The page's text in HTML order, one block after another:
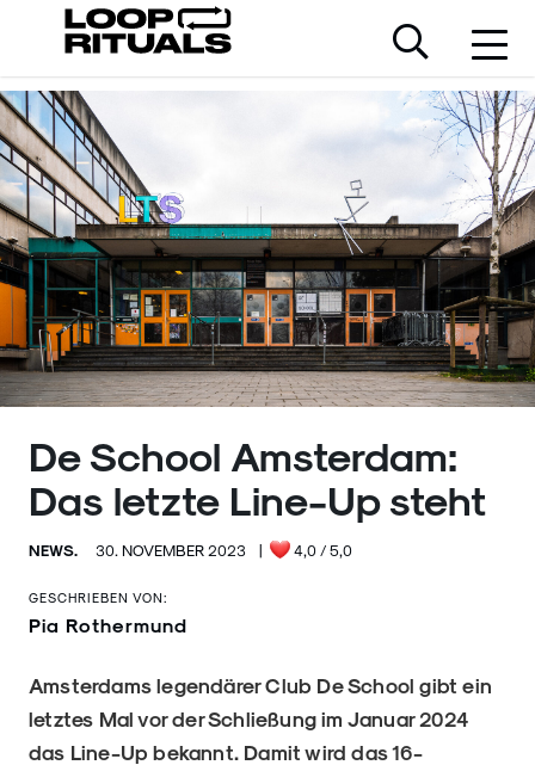
De School Amsterdam:
Das letzte Line-Up steht
NEWS. 30. NOVEMBER 2023 | 4,0 / 5,0
GESCHRIEBEN VON:
Pia Rothermund
Amsterdams legendärer Club De School gibt ein
letztes Mal vor der Schließung im Januar 2024
das Line-Up bekannt. Damit wird das 16-